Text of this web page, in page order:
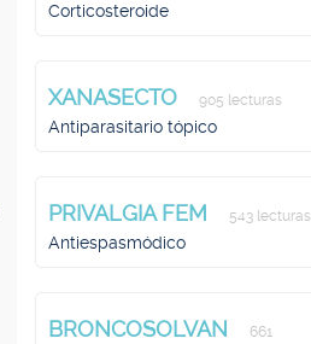
Corticosteroide
XANASECTO 905 lecturas
Antiparasitario tópico
PRIVALGIA FEM 543 lecturas
Antiespasmódico
BRONCOSOLVAN
661